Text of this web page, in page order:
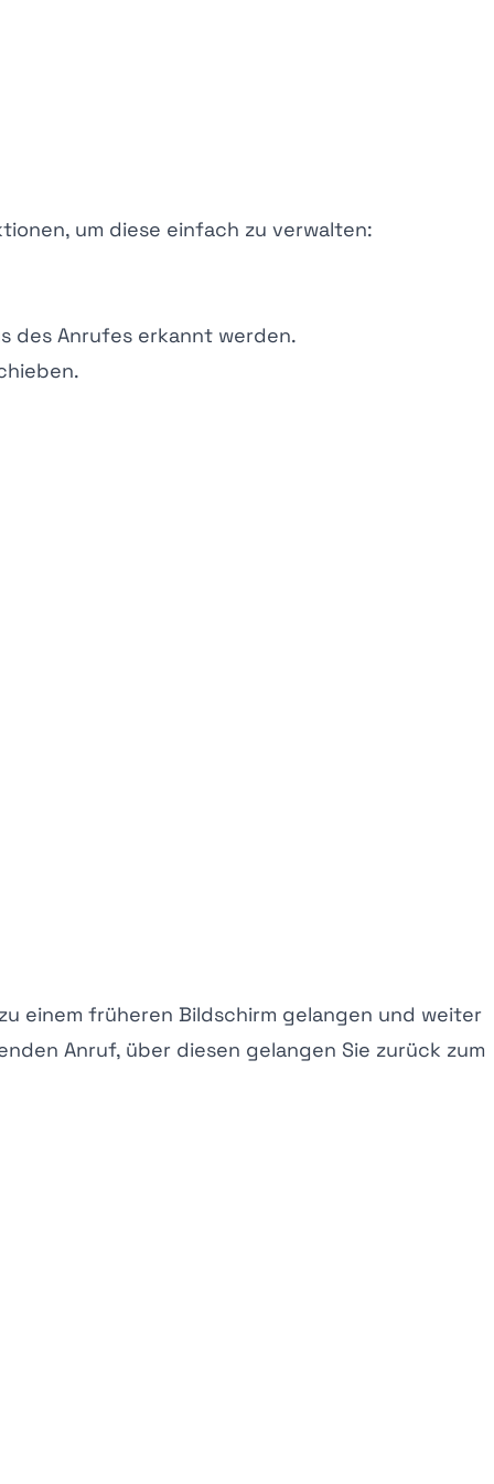
um diese einfach zu verwalten:
des Anrufes erkannt werden.
einem früheren Bildschirm gelangen und weiter
Anruf, über diesen gelangen Sie zurück zum